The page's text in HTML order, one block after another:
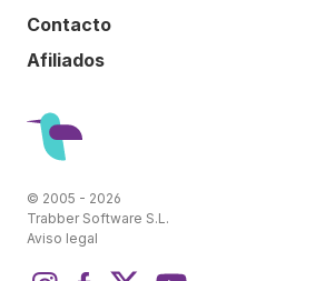
Contacto
Afiliados
© 2005 - 2026
Trabber Software S.L.
Aviso legal